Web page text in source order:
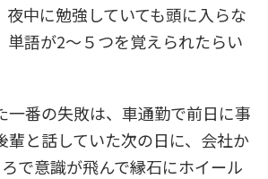
夜中に勉強していても頭に入らな
単語が2～５つを覚えられたらい
一番の失敗は、車通勤で前日に事
輩と話していた次の日に、会社か
で意識が飛んで縁石にホイール